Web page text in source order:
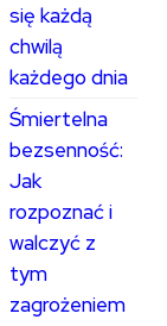
się każdą
chwilą
każdego dnia
Śmiertelna
bezsenność:
Jak
rozpoznać i
walczyć z
tym
zagrożeniem